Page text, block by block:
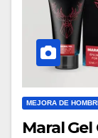
MEJORA DE
Maral Gel